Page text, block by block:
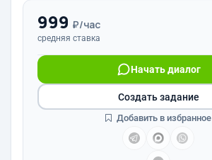
999 ₽/час
средняя ставка
Начать диалог
Создать задание
Добавить в избранное